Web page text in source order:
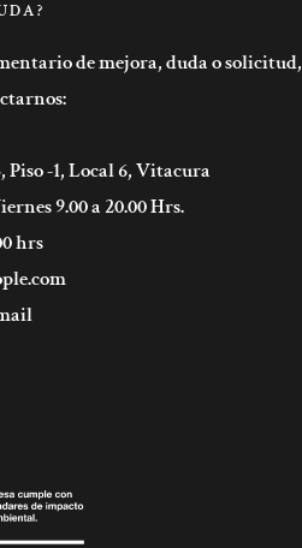
de mejora, duda o solicitud,
-1, Local 6, Vitacura
9.00 a 20.00 Hrs.
hrs